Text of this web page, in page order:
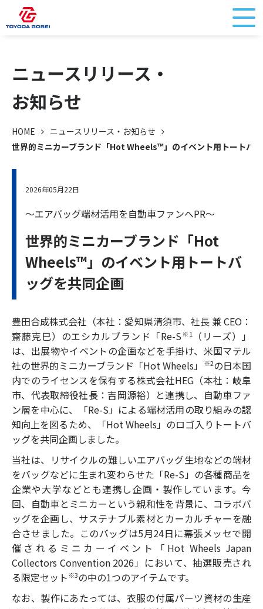
ニュースリリース・
お知らせ
HOME
ニュースリリース・お知らせ
世界的ミニカーブランド「Hot Wheels™︎」のイベント用トートバ
2026年05月22日
～エアバッグ端材活用を自動車ファンへPR～
世界的ミニカーブランド「Hot
Wheels™︎」のイベント用トートバ
ッグを共同企画
豊田合成株式会社（本社：愛知県清須市、社長 兼 CEO：
齋藤克巳）のエシカルブランド「Re-S※1（リーズ）」
は、出展物やイベントの企画などを手掛け、米国マテル
社の世界的ミニカーブランド「Hot Wheels」
※2の日本国
内でのライセンスを保有する株式会社HEG（本社：岐阜
市、代表取締役社長：吉岡源裕）と連携し、自動車ファ
ン層を中心に、「Re-S」による端材活用の取り組みの認
知向上を図るため、「Hot Wheels」のロゴ入りトートバ
ッグを共同企画しました。
当社は、リサイクルの難しいエアバッグ生地などの端材
をバッグなどに生まれ変わらせた「Re-S」の各種商品を
企業や大学などとも連携し企画・製作しています。今
回、自動車とミニカーという親和性を背景に、コラボバ
ッグを企画し、サステナブル素材とカーカルチャーを融
合させました。このバッグは5月24日に幕張メッセで開
催されるミニカーイベント「Hot Wheels Japan
Collectors Convention 2026」において、抽選販売され
る限定セット※3の中の1つのアイテムです。
なお、製作にあたっては、衣服の付属パーツ資材の生産